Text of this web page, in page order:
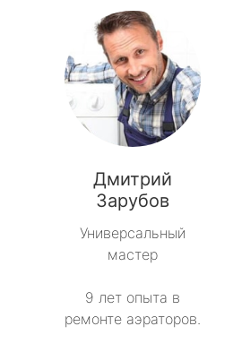
Дмитрий
Зарубов
Универсальный
мастер
9 лет опыта в
ремонте аэраторов.